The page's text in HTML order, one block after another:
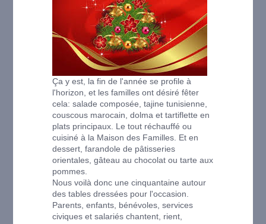
Ça y est, la fin de l'année se profile à
l'horizon, et les familles ont désiré fêter
cela: salade composée, tajine tunisienne,
couscous marocain, dolma et tartiflette en
plats principaux. Le tout réchauffé ou
cuisiné à la Maison des Familles. Et en
dessert, farandole de pâtisseries
orientales, gâteau au chocolat ou tarte aux
pommes.
Nous voilà donc une cinquantaine autour
des tables dressées pour l'occasion.
Parents, enfants, bénévoles, services
civiques et salariés chantent, rient,